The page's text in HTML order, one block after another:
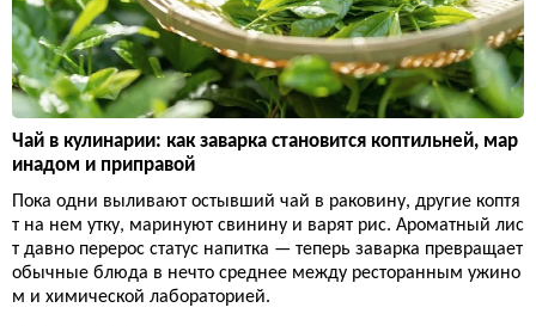
Чай в кулинарии: как заварка становится коптильней, мар
инадом и приправой
Пока одни выливают остывший чай в раковину, другие коптя
т на нем утку, маринуют свинину и варят рис. Ароматный лис
т давно перерос статус напитка — теперь заварка превращает
обычные блюда в нечто среднее между ресторанным ужино
м и химической лабораторией.